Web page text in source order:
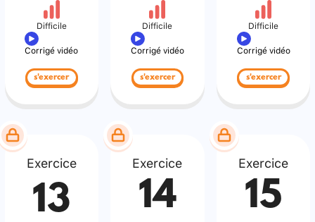
Difficile
Corrigé vidéo
s'exercer
Difficile
Corrigé vidéo
s'exercer
Difficile
Corrigé vidéo
s'exercer
Exercice
13
Exercice
14
Exercice
15